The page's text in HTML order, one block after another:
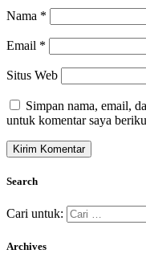
Nama *
Email *
Situs Web
Simpan nama, email,
untuk komentar saya
Search
Cari untuk:
Archives